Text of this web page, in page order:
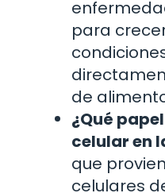
para
de
¿Qué
celular en
que
celulares